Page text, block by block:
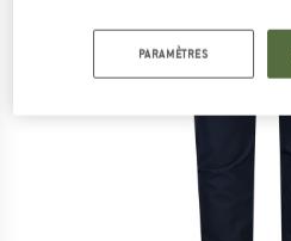
PARAMÈTRES